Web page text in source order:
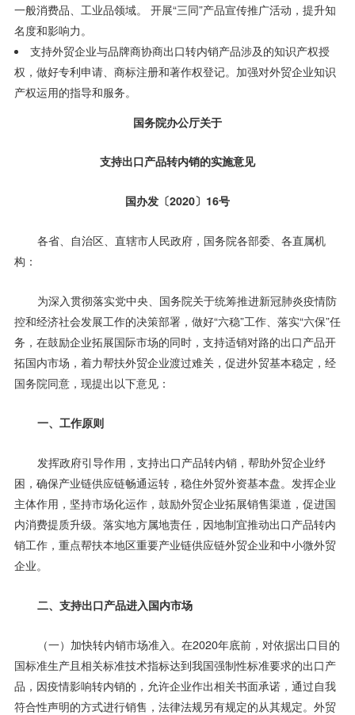
一般消费品、工业品领域。 开展“三同”产品宣传推广活动，提升知
名度和影响力。
支持外贸企业与品牌商协商出口转内销产品涉及的知识产权授
权，做好专利申请、商标注册和著作权登记。加强对外贸企业知识
产权运用的指导和服务。
国务院办公厅关于
支持出口产品转内销的实施意见
国办发〔2020〕16号
各省、自治区、直辖市人民政府，国务院各部委、各直属机
构：
为深入贯彻落实党中央、国务院关于统筹推进新冠肺炎疫情防
控和经济社会发展工作的决策部署，做好“六稳”工作、落实“六保”任
务，在鼓励企业拓展国际市场的同时，支持适销对路的出口产品开
拓国内市场，着力帮扶外贸企业渡过难关，促进外贸基本稳定，经
国务院同意，现提出以下意见：
一、工作原则
发挥政府引导作用，支持出口产品转内销，帮助外贸企业纾
困，确保产业链供应链畅通运转，稳住外贸外资基本盘。发挥企业
主体作用，坚持市场化运作，鼓励外贸企业拓展销售渠道，促进国
内消费提质升级。落实地方属地责任，因地制宜推动出口产品转内
销工作，重点帮扶本地区重要产业链供应链外贸企业和中小微外贸
企业。
二、支持出口产品进入国内市场
（一）加快转内销市场准入。在2020年底前，对依据出口目的
国标准生产且相关标准技术指标达到我国强制性标准要求的出口产
品，因疫情影响转内销的，允许企业作出相关书面承诺，通过自我
符合性声明的方式进行销售，法律法规另有规定的从其规定。外贸